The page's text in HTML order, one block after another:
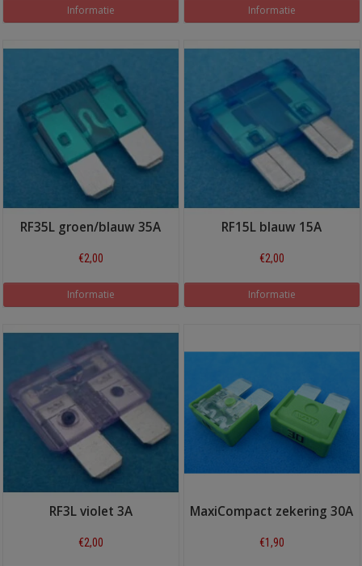
Informatie Informatie
RF35L groen/blauw 35A
€2,00
Informatie
RF15L blauw 15A
€2,00
Informatie
RF3L violet 3A
€2,00
MaxiCompact zekering 30A
€1,90